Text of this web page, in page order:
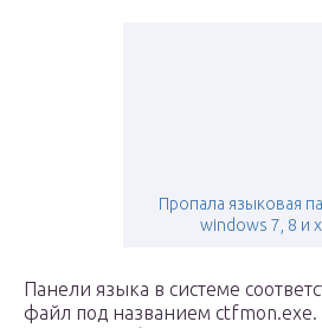
Пропала языковая
windows 7, 8 и
Панели языка в системе
файл под названием ctfmon.exe.